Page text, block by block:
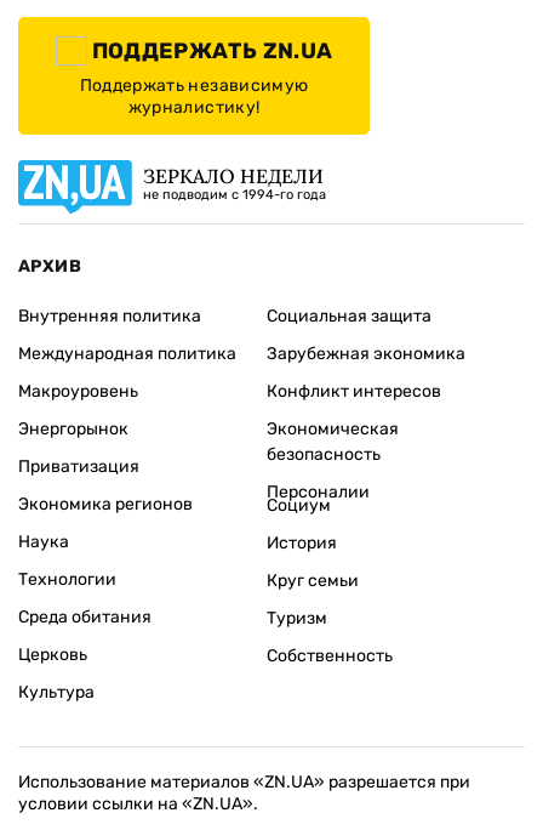
ПОДДЕРЖАТЬ ZN.UA
Поддержать независимую
журналистику!
ЗЕРКАЛО НЕДЕЛИ
не подводим с 1994-го года
АРХИВ
Внутренняя политика
Международная политика
Макроуровень
Энергорынок
Приватизация
Экономика регионов
Социальная защита
Зарубежная экономика
Конфликт интересов
Экономическая
безопасность
Персоналии
Наука
Технологии
Среда обитания
Церковь
Культура
Социум
История
Круг семьи
Туризм
Собственность
Использование материалов «ZN.UA» разрешается при
условии ссылки на «ZN.UA».